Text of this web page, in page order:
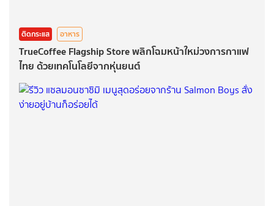
ติดกระแส อาหาร
TrueCoffee Flagship Store พลิกโฉมหน้าใหม่วงการกาแฟ
ไทย ด้วยเทคโนโลยีจากหุ่นยนต์